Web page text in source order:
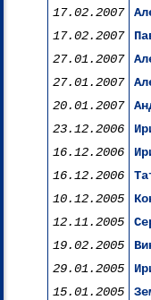
17.02.2007
17.02.2007
27.01.2007
27.01.2007
20.01.2007
23.12.2006
16.12.2006
16.12.2006
10.12.2005
12.11.2005
19.02.2005
29.01.2005
15.01.2005